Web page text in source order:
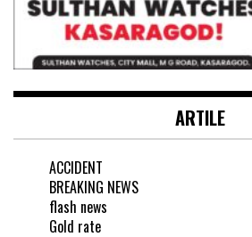
ARTILE
ACCIDENT
BREAKING NEWS
flash news
Gold rate